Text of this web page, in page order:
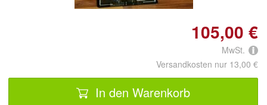
105,00 €
MwSt.
Versandkosten nur 13,00 €
In den Warenkorb